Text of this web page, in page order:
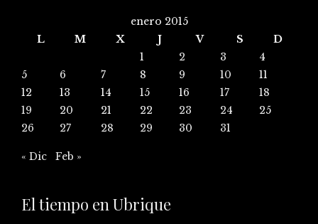
enero 2015
L
M X J V S
D
1
2 3
4
5
6 7 8 9 10
11
12
13 14 15 16 17
18
19
20 21 22 23 24
25
26
27 28 29 30 31
« Dic Feb »
El tiempo en Ubrique